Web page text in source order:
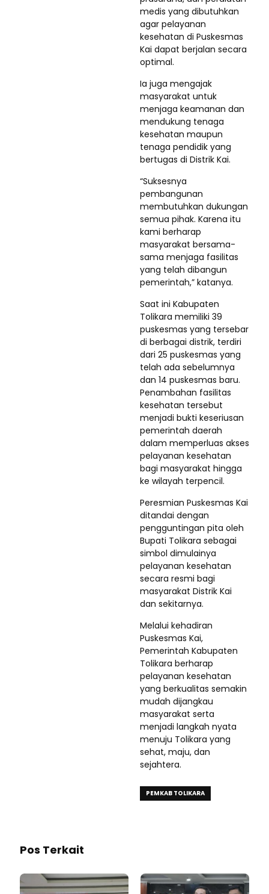
medis yang dibutuhkan
agar pelayanan
kesehatan di Puskesmas
Kai dapat berjalan secara
optimal.
Ia juga mengajak
masyarakat untuk
menjaga keamanan dan
mendukung tenaga
kesehatan maupun
tenaga pendidik yang
bertugas di Distrik Kai.
“Suksesnya
pembangunan
membutuhkan dukungan
semua pihak. Karena itu
kami berharap
masyarakat bersama-
sama menjaga fasilitas
yang telah dibangun
pemerintah,” katanya.
Saat ini Kabupaten
Tolikara memiliki 39
puskesmas yang tersebar
di berbagai distrik, terdiri
dari 25 puskesmas yang
telah ada sebelumnya
dan 14 puskesmas baru.
Penambahan fasilitas
kesehatan tersebut
menjadi bukti keseriusan
pemerintah daerah
dalam memperluas akses
pelayanan kesehatan
bagi masyarakat hingga
ke wilayah terpencil.
Peresmian Puskesmas Kai
ditandai dengan
pengguntingan pita oleh
Bupati Tolikara sebagai
simbol dimulainya
pelayanan kesehatan
secara resmi bagi
masyarakat Distrik Kai
dan sekitarnya.
Melalui kehadiran
Puskesmas Kai,
Pemerintah Kabupaten
Tolikara berharap
pelayanan kesehatan
yang berkualitas semakin
mudah dijangkau
masyarakat serta
menjadi langkah nyata
menuju Tolikara yang
sehat, maju, dan
sejahtera.
PEMKAB TOLIKARA
Pos Terkait